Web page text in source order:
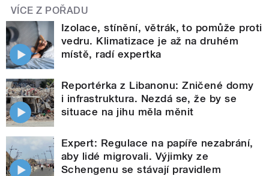
VÍCE Z POŘADU
Izolace, stínění, větrák, to pomůže proti
vedru. Klimatizace je až na druhém
místě, radí expertka
Reportérka z Libanonu: Zničené domy
i infrastruktura. Nezdá se, že by se
situace na jihu měla měnit
Expert: Regulace na papíře nezabrání,
aby lidé migrovali. Výjimky ze
Schengenu se stávají pravidlem